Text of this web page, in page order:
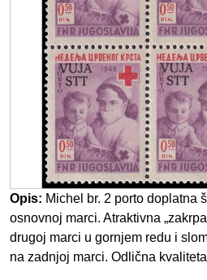
Opis: Michel br. 2 porto doplatna
osnovnoj marci. Atraktivna
drugoj marci u gornjem redu i
na zadnjoj marci. Odlična